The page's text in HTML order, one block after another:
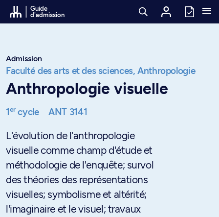
Passer au contenu
Guide
d'admission
Admission
Faculté des arts et des sciences, Anthropologie
Anthropologie visuelle
1ercycle ANT 3141
L'évolution de l'anthropologie
visuelle comme champ d'étude et
méthodologie de l'enquête; survol
des théories des représentations
visuelles; symbolisme et altérité;
l'imaginaire et le visuel; travaux